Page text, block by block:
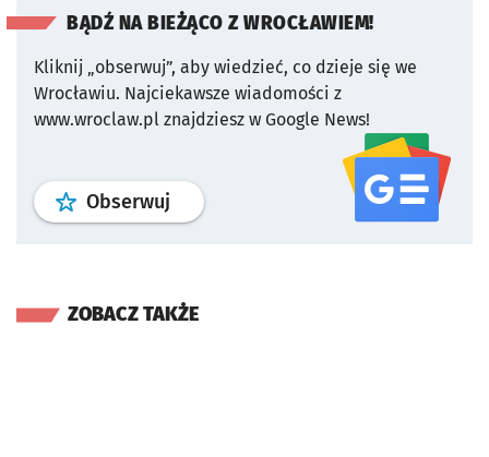
BĄDŹ NA BIEŻĄCO Z WROCŁAWIEM!
Kliknij „obserwuj”, aby wiedzieć, co dzieje się we
Wrocławiu. Najciekawsze wiadomości z
www.wroclaw.pl znajdziesz w Google News!
Obserwuj profil serwisu
ZOBACZ TAKŻE